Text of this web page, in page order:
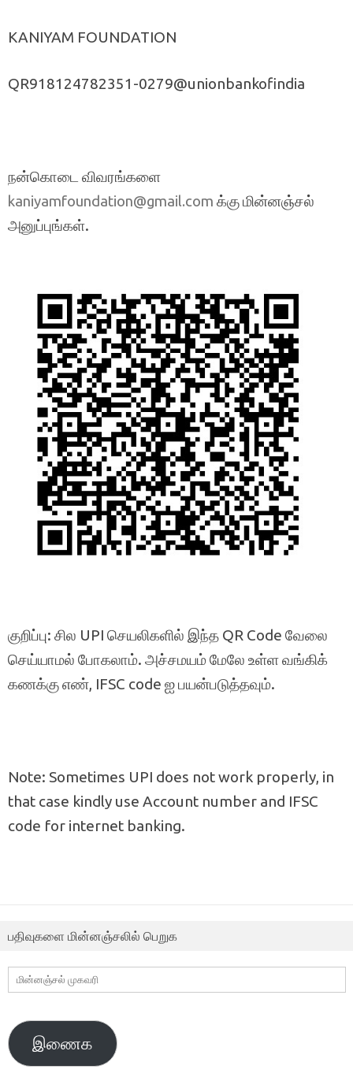
KANIYAM FOUNDATION
QR918124782351-0279@unionbankofindia
நன்கொடை விவரங்களை
kaniyamfoundation@gmail.com க்கு மின்னஞ்சல்
அனுப்புங்கள்.
குறிப்பு: சில UPI செயலிகளில் இந்த QR Code வேலை
செய்யாமல் போகலாம். அச்சமயம் மேலே உள்ள வங்கிக்
கணக்கு எண், IFSC code ஐ பயன்படுத்தவும்.
Note: Sometimes UPI does not work properly, in
that case kindly use Account number and IFSC
code for internet banking.
பதிவுகளை மின்னஞ்சலில் பெறுக
மின்னஞ்சல்
முகவரி
இணைக